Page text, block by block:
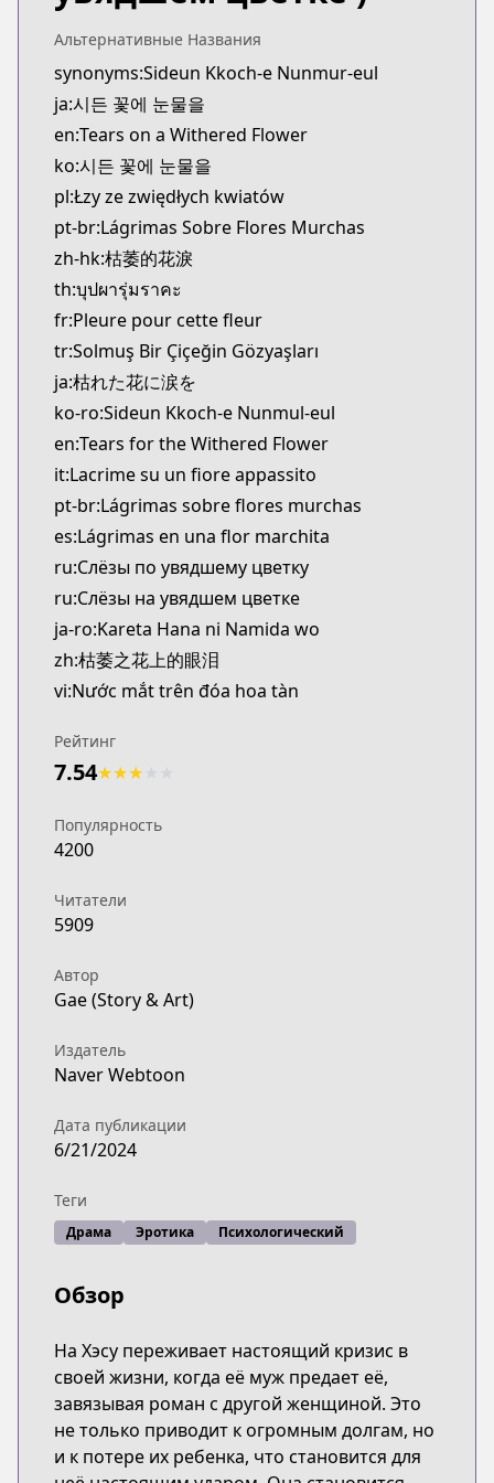
Альтернативные Названия
synonyms:Sideun Kkoch-e Nunmur-eul
ja:시든 꽃에 눈물을
en:Tears on a Withered Flower
ko:시든 꽃에 눈물을
pl:Łzy ze zwiędłych kwiatów
pt-br:Lágrimas Sobre Flores Murchas
zh-hk:枯萎的花淚
th:บุปผารุ่มราคะ
fr:Pleure pour cette fleur
tr:Solmuş Bir Çiçeğin Gözyaşları
ja:枯れた花に涙を
ko-ro:Sideun Kkoch-e Nunmul-eul
en:Tears for the Withered Flower
it:Lacrime su un fiore appassito
pt-br:Lágrimas sobre flores murchas
es:Lágrimas en una flor marchita
ru:Слёзы по увядшему цветку
ru:Слёзы на увядшем цветке
ja-ro:Kareta Hana ni Namida wo
zh:枯萎之花上的眼泪
vi:Nước mắt trên đóa hoa tàn
Рейтинг
7.54★★★
Популярность
4200
Читатели
5909
Автор
Gae (Story & Art)
Издатель
Naver Webtoon
Дата публикации
6/21/2024
Теги
Драма Эротика Психологический
Обзор
На Хэсу переживает настоящий кризис в
своей жизни, когда её муж предает её,
завязывая роман с другой женщиной. Это
не только приводит к огромным долгам, но
и к потере их ребенка, что становится для